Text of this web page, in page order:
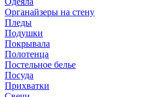
Органайзеры на стену
Пледы
Подушки
Покрывала
Полотенца
Постельное белье
Посуда
Прихватки